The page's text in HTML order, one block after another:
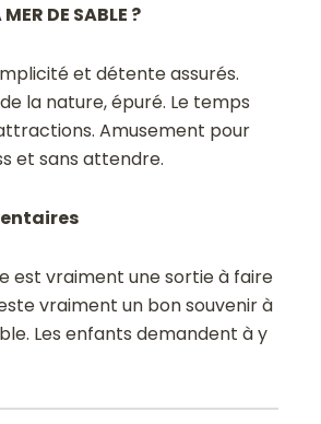
DE SABLE ?
et détente assurés.
la nature, épuré. Le temps
Amusement pour
et sans attendre.
est vraiment une sortie à faire
vraiment un bon souvenir à
Les enfants demandent à y